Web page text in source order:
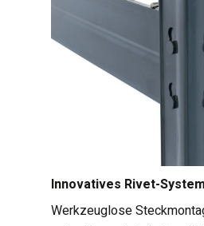
Innovatives Rivet-System
Werkzeuglose